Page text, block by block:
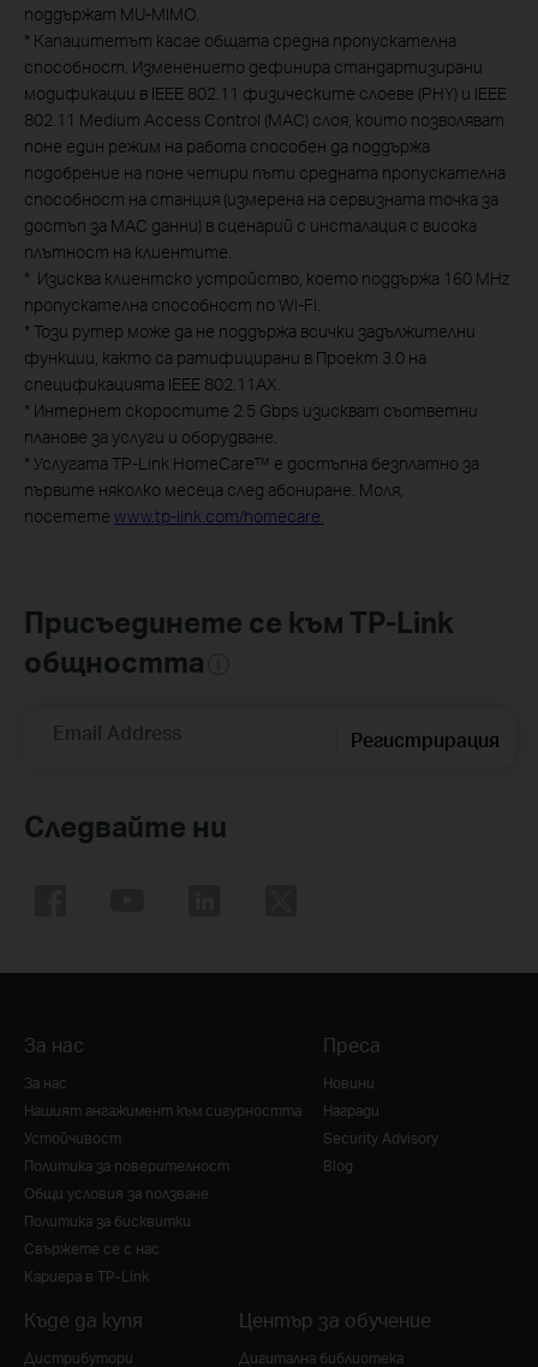
поддържат MU-MIMO.
* Капацитетът касае общата средна пропускателна
способност. Изменението дефинира стандартизирани
модификации в IEEE 802.11 физическите слоеве (PHY) и IEEE
802.11 Medium Access Control (MAC) слоя, които позволяват
поне един режим на работа способен да поддържа
подобрение на поне четири пъти средната пропускателна
способност на станция (измерена на сервизната точка за
достъп за MAC данни) в сценарий с инсталация с висока
плътност на клиентите.
* Изисква клиентско устройство, което поддържа 160 MHz
пропускателна способност по Wi-Fi.
* Този рутер може да не поддържа всички задължителни
функции, както са ратифицирани в Проект 3.0 на
спецификацията IEEE 802.11AX.
* Интернет скоростите 2.5 Gbps изискват съответни
планове за услуги и оборудване.
* Услугата TP-Link HomeCare™ е достъпна безплатно за
първите няколко месеца след абониране. Моля,
посетете www.tp-link.com/homecare.
Присъединете се към TP-Link
общността
Email Address Регистрирация
Следвайте ни
За нас
За нас
Нашият ангажимент към сигурността
Устойчивост
Политика за поверителност
Общи условия за ползване
Политика за бисквитки
Свържете се с нас
Кариера в TP-Link
Преса
Новини
Награди
Security Advisory
Blog
Къде да купя
Дистрибутори
Център за обучение
Дигитална библиотека